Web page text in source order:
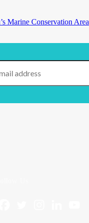
Marine Conservation Area